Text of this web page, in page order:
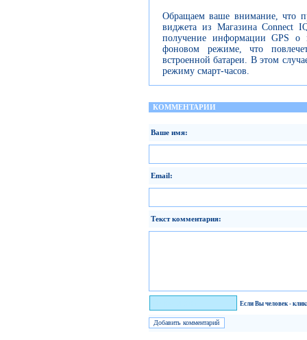
Обращаем ваше внимание, что
виджета из Магазина Connect
получение информации GPS о
фоновом режиме, что
встроенной батареи. В этом
режиму смарт-часов.
КОММЕНТАРИИ
Ваше имя:
Email:
Текст комментария:
Если Вы человек -